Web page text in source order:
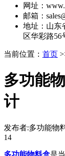
网址：
邮箱：
地址：山东
区华彩路56
当前位置： 首页
多功能
计
发布者:多功能
14
多功能物料盒是